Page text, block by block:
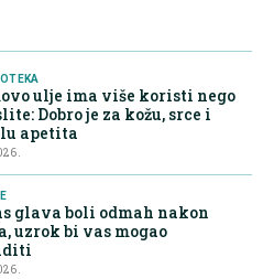
ulje ima više koristi nego
Dobro je za kožu, srce i
apetita
glava boli odmah nakon
uzrok bi vas mogao